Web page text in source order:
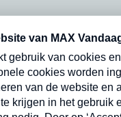
vrijdag- en